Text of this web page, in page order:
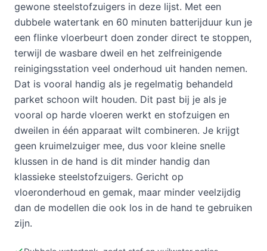
gewone steelstofzuigers in deze lijst. Met een
dubbele watertank en 60 minuten batterijduur kun je
een flinke vloerbeurt doen zonder direct te stoppen,
terwijl de wasbare dweil en het zelfreinigende
reinigingsstation veel onderhoud uit handen nemen.
Dat is vooral handig als je regelmatig behandeld
parket schoon wilt houden. Dit past bij je als je
vooral op harde vloeren werkt en stofzuigen en
dweilen in één apparaat wilt combineren. Je krijgt
geen kruimelzuiger mee, dus voor kleine snelle
klussen in de hand is dit minder handig dan
klassieke steelstofzuigers. Gericht op
vloeronderhoud en gemak, maar minder veelzijdig
dan de modellen die ook los in de hand te gebruiken
zijn.